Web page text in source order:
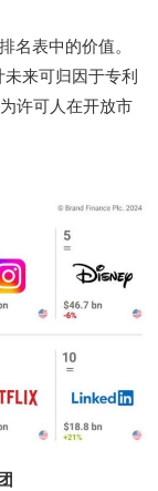
名表中的价值。
来可归因于专利
许可人在开放市